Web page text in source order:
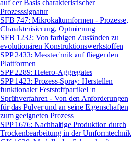
auf der Basis charakteristischer
Prozesssignatur
SFB 747: Mikrokaltumformen - Prozesse,
Charakterisierung, Optmierung
SFB 1232: Von farbigen Zuständen zu
evolutionären Konstruktionswerkstoffen
SPP 2433: Messtechnik auf fliegenden
Plattformen
SPP 2289: Hetero-Aggregates
SPP 1423: Prozess-Spray: Herstellen
funktionaler Feststoffpartikel in
Sprühverfahren - Von den Anforderungen
für das Pulver und an seine Eigenschaften
zum geeigneten Prozess
SPP 1676: Nachhaltige Produktion durch
Trockenbearbeitung in der Umformtechnik